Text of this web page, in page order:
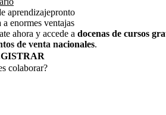
aprendizajepronto
a enormes ventajas
ahora y accede a docenas de cursos
de venta nacionales.
colaborar?